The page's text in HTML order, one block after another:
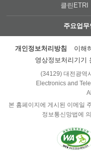
클린ETRI
주요업무
개인정보처리방침 이해
영상정보처리기기
(34129) 대전광역
Electronics and
본 홈페이지에 게시된 이메일
정보통신망법에